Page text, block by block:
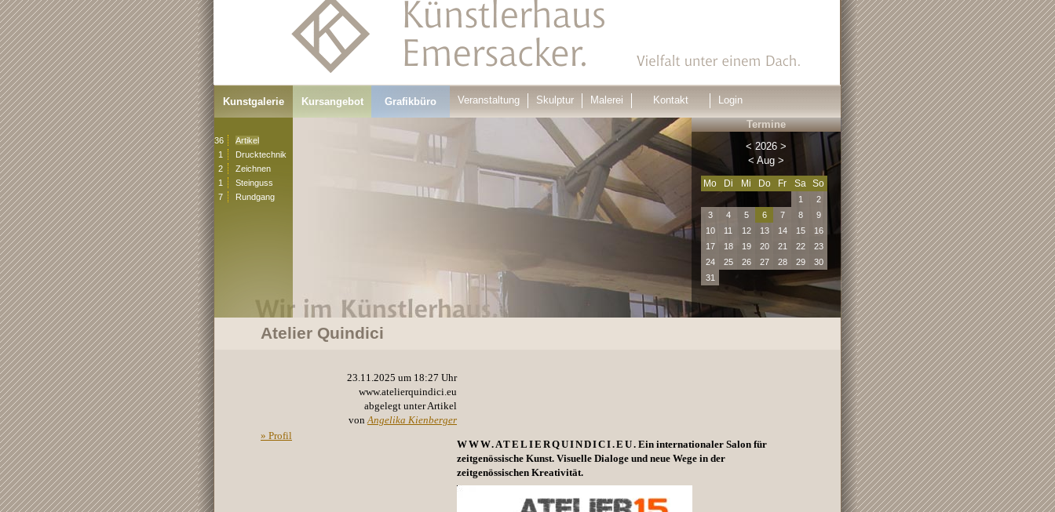
Atelier Quindici
23.11.2025 um 18:27 Uhr
www.atelierquindici.eu
abgelegt unter Artikel
von Angelika Kienberger
» Profil
WWW.ATELIERQUINDICI.EU. Ein internationaler Salon für
zeitgenössische Kunst. Visuelle Dialoge und neue Wege in der
zeitgenössischen Kreativität.
Termine
< 2026 >
< Aug >
Mo Di Mi Do Fr Sa So
1
2
3
4 5 6 7 8
9
10
11 12 13 14 15
16
17
18 19 20 21 22
23
24
25 26 27 28 29
30
31
Kunstgalerie
36
Artikel
1
Drucktechnik
2
Zeichnen
1
Steinguss
7
Rundgang
Kursangebot Grafikbüro Veranstaltung Skulptur Malerei Kontakt Login